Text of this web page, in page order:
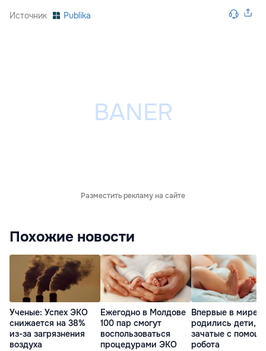
Источник Publika
Разместить рекламу на сайте
Похожие новости
Ученые: Успех ЭКО
снижается на 38%
из-за загрязнения
воздуха
Ежегодно в Молдове
100 пар смогут
воспользоваться
процедурами ЭКО
Впервые в мире
родились дети,
зачатые с
робота